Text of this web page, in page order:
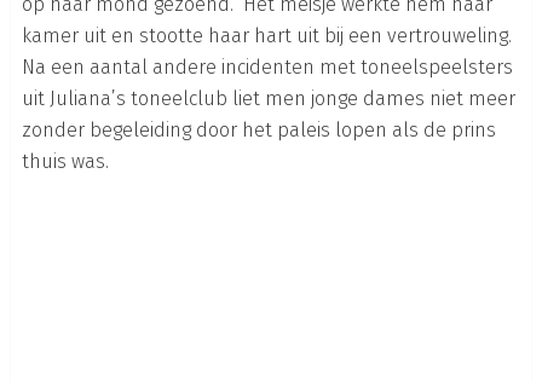
kamer uit en stootte haar hart uit bij een vertrouweling.
Na een aantal andere incidenten met toneelspeelsters
uit Juliana’s toneelclub liet men jonge dames niet meer
zonder begeleiding door het paleis lopen als de prins
thuis was.